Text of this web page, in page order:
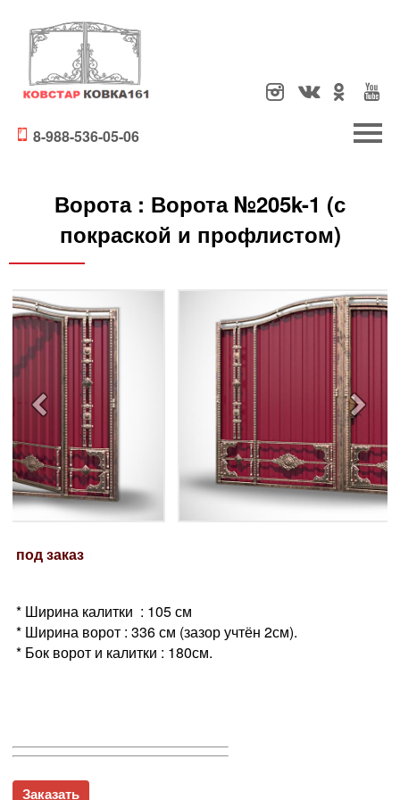
8-988-536-05-06
Ворота : Ворота №205k-1 (с
покраской и профлистом)
под заказ
* Ширина калитки : 105 см
* Ширина ворот : 336 см (зазор учтён 2см).
* Бок ворот и калитки : 180см.
Заказать